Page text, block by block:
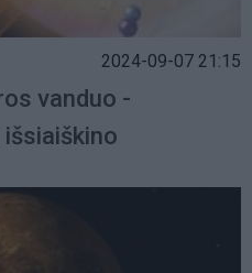
2024-09-07 21:15
vanduo -